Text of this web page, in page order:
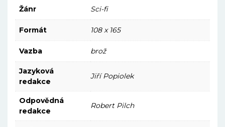
Žánr Sci-fi
Formát 108 x 165
Vazba brož
Jazyková
redakce
Jiří Popiolek
Odpovědná
redakce
Robert Pilch